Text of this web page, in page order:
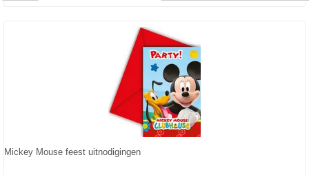
Mickey Mouse feest uitnodigingen